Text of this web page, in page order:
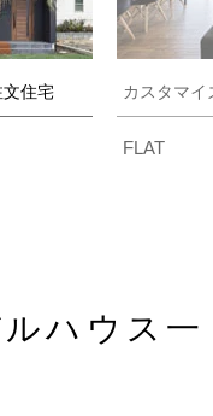
文住宅 カスタマ
FLAT
ハウス一